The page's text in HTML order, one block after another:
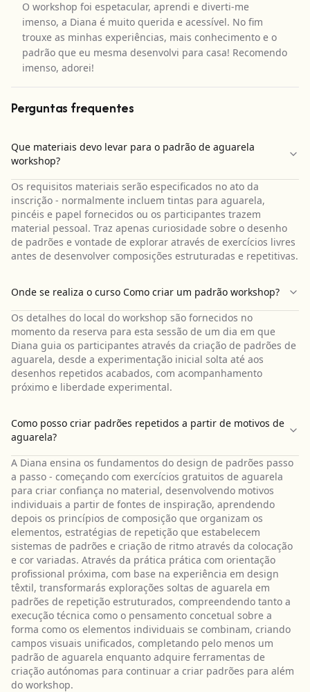
O workshop foi espetacular, aprendi e diverti-me
imenso, a Diana é muito querida e acessível. No fim
trouxe as minhas experiências, mais conhecimento e o
padrão que eu mesma desenvolvi para casa! Recomendo
imenso, adorei!
Perguntas frequentes
Que materiais devo levar para o padrão de aguarela
workshop?
Os requisitos materiais serão especificados no ato da
inscrição - normalmente incluem tintas para aguarela,
pincéis e papel fornecidos ou os participantes trazem
material pessoal. Traz apenas curiosidade sobre o desenho
de padrões e vontade de explorar através de exercícios livres
antes de desenvolver composições estruturadas e repetitivas.
Onde se realiza o curso Como criar um padrão workshop?
Os detalhes do local do workshop são fornecidos no
momento da reserva para esta sessão de um dia em que
Diana guia os participantes através da criação de padrões de
aguarela, desde a experimentação inicial solta até aos
desenhos repetidos acabados, com acompanhamento
próximo e liberdade experimental.
Como posso criar padrões repetidos a partir de motivos de
aguarela?
A Diana ensina os fundamentos do design de padrões passo
a passo - começando com exercícios gratuitos de aguarela
para criar confiança no material, desenvolvendo motivos
individuais a partir de fontes de inspiração, aprendendo
depois os princípios de composição que organizam os
elementos, estratégias de repetição que estabelecem
sistemas de padrões e criação de ritmo através da colocação
e cor variadas. Através da prática prática com orientação
profissional próxima, com base na experiência em design
têxtil, transformarás explorações soltas de aguarela em
padrões de repetição estruturados, compreendendo tanto a
execução técnica como o pensamento concetual sobre a
forma como os elementos individuais se combinam, criando
campos visuais unificados, completando pelo menos um
padrão de aguarela enquanto adquire ferramentas de
criação autónomas para continuar a criar padrões para além
do workshop.